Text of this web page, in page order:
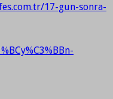
17-gun-sonra-